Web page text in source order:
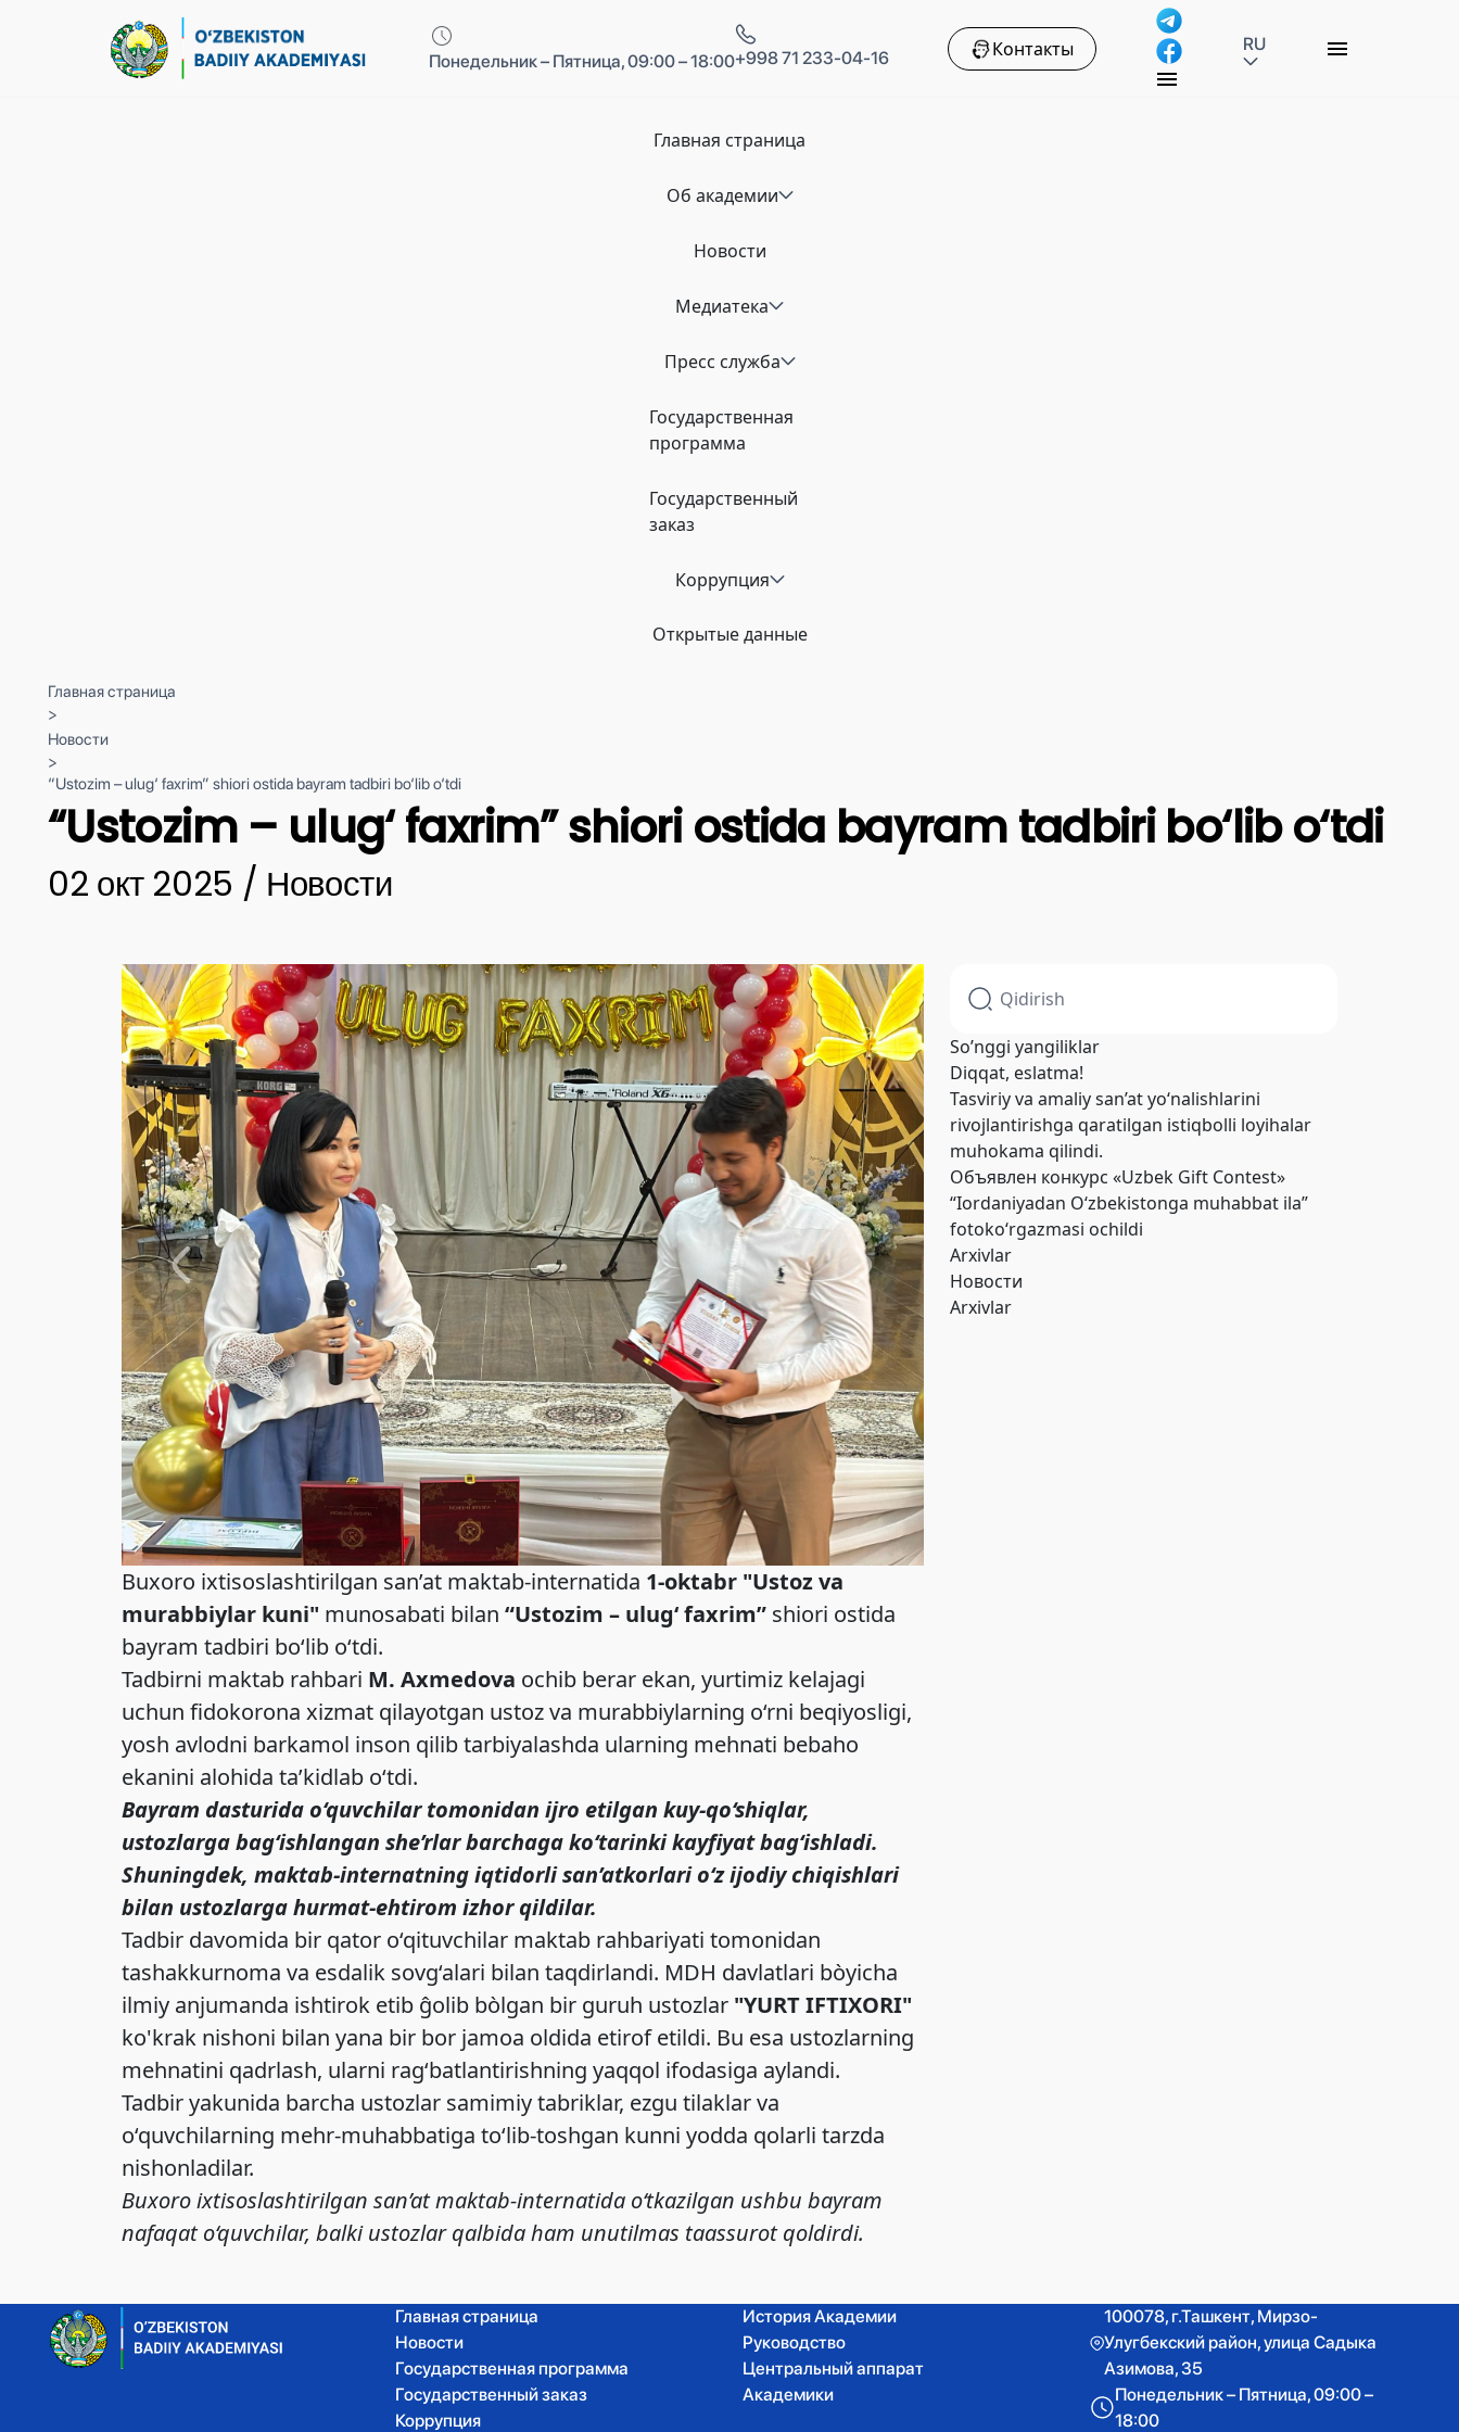
Понедельник – Пятница, 09:00 – 18:00+998 71 233-04-16 Контакты RU
Главная страница
Об академии
Новости
Медиатека
Пресс служба
Государственная
программа
Государственный
заказ
Коррупция
Открытые данные
Главная страница
>
Новости
>
“Ustozim – ulug‘ faxrim” shiori ostida bayram tadbiri bo‘lib o‘tdi
“Ustozim – ulug‘ faxrim” shiori ostida bayram tadbiri bo‘lib o‘tdi
02 окт 2025 / Новости
Buxoro ixtisoslashtirilgan san’at maktab-internatida 1-oktabr "Ustoz va
murabbiylar kuni" munosabati bilan “Ustozim – ulug‘ faxrim” shiori ostida
bayram tadbiri bo‘lib o‘tdi.
Tadbirni maktab rahbari M. Axmedova ochib berar ekan, yurtimiz kelajagi
uchun fidokorona xizmat qilayotgan ustoz va murabbiylarning o‘rni beqiyosligi,
yosh avlodni barkamol inson qilib tarbiyalashda ularning mehnati bebaho
ekanini alohida ta’kidlab o‘tdi.
Bayram dasturida o‘quvchilar tomonidan ijro etilgan kuy-qo‘shiqlar,
ustozlarga bag‘ishlangan she’rlar barchaga ko‘tarinki kayfiyat bag‘ishladi.
Shuningdek, maktab-internatning iqtidorli san’atkorlari o‘z ijodiy chiqishlari
bilan ustozlarga hurmat-ehtirom izhor qildilar.
Tadbir davomida bir qator o‘qituvchilar maktab rahbariyati tomonidan
tashakkurnoma va esdalik sovg‘alari bilan taqdirlandi. MDH davlatlari bòyicha
ilmiy anjumanda ishtirok etib ĝolib bòlgan bir guruh ustozlar "YURT IFTIXORI"
ko'krak nishoni bilan yana bir bor jamoa oldida etirof etildi. Bu esa ustozlarning
mehnatini qadrlash, ularni rag‘batlantirishning yaqqol ifodasiga aylandi.
Tadbir yakunida barcha ustozlar samimiy tabriklar, ezgu tilaklar va
o‘quvchilarning mehr-muhabbatiga to‘lib-toshgan kunni yodda qolarli tarzda
nishonladilar.
Buxoro ixtisoslashtirilgan san’at maktab-internatida o‘tkazilgan ushbu bayram
nafaqat o‘quvchilar, balki ustozlar qalbida ham unutilmas taassurot qoldirdi.
So’nggi yangiliklar
Diqqat, eslatma!
Tasviriy va amaliy san’at yo‘nalishlarini
rivojlantirishga qaratilgan istiqbolli loyihalar
muhokama qilindi.
Объявлен конкурс «Uzbek Gift Contest»
“Iordaniyadan O‘zbekistonga muhabbat ila”
fotoko‘rgazmasi ochildi
Arxivlar
Новости
Arxivlar
Главная страница
Новости
Государственная программа
Государственный заказ
Коррупция
История Академии
Руководство
Центральный аппарат
Академики
100078, г.Ташкент, Мирзо-
Улугбекский район, улица Садыка
Азимова, 35
Понедельник – Пятница, 09:00 –
18:00